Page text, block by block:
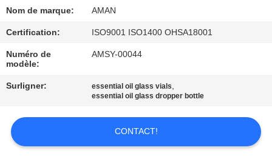
PROPOS
DE
VISITE
L'USINE
Nom de marque: AMAN
Certification: ISO9001 ISO1400 OHSA18001
Numéro de
modèle:
AMSY-00044
Surligner: essential oil glass vials,
essential oil glass dropper bottle
CONTACT!